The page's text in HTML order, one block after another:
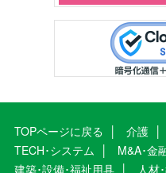
TOPページに戻る 介護
TECH･システム
M&A･金
建築･設備･福祉用具
人材